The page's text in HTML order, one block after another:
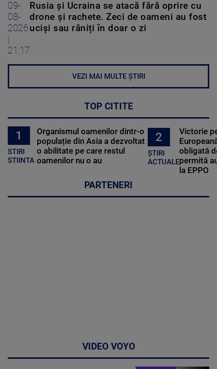
09-
08-
2026
21:17
Rusia și Ucraina se atacă fără oprire cu
drone și rachete. Zeci de oameni au fost
uciși sau răniți în doar o zi
VEZI MAI MULTE ȘTIRI
TOP CITITE
1
STIRI
STIINTA
Organismul oamenilor dintr-o
populație din Asia a dezvoltat
o abilitate pe care restul
oamenilor nu o au
2
ȘTIRI
ACTUALE
Victorie
obligată
permită
la EPPO
PARTENERI
VIDEO VOYO